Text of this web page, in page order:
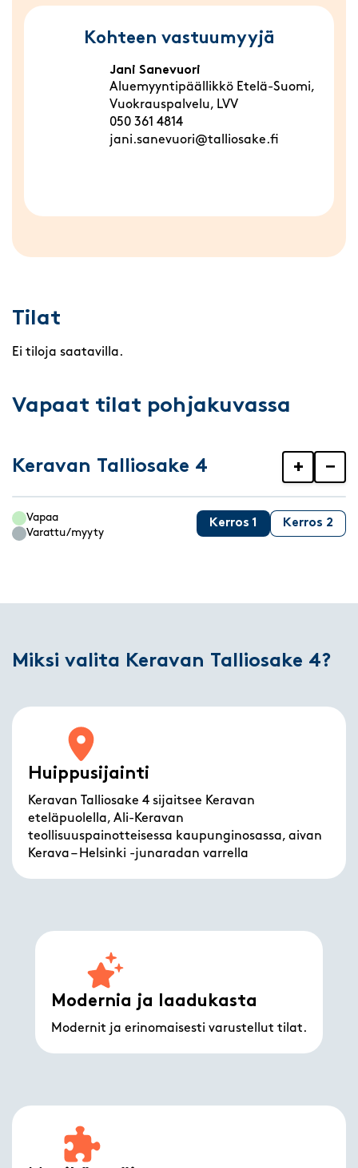
Kohteen vastuumyyjä
Jani Sanevuori
Aluemyyntipäällikkö Etelä-Suomi,
Vuokrauspalvelu, LVV
050 361 4814
jani.sanevuori@talliosake.fi
Tilat
Ei tiloja saatavilla.
Vapaat tilat pohjakuvassa
Keravan Talliosake 4 + −
Vapaa
Varattu/myyty
Kerros 1 Kerros 2
Miksi valita Keravan Talliosake 4?
Huippusijainti
Keravan Talliosake 4 sijaitsee Keravan
eteläpuolella, Ali-Keravan
teollisuuspainotteisessa kaupunginosassa, aivan
Kerava – Helsinki -junaradan varrella
Modernia ja laadukasta
Modernit ja erinomaisesti varustellut tilat.